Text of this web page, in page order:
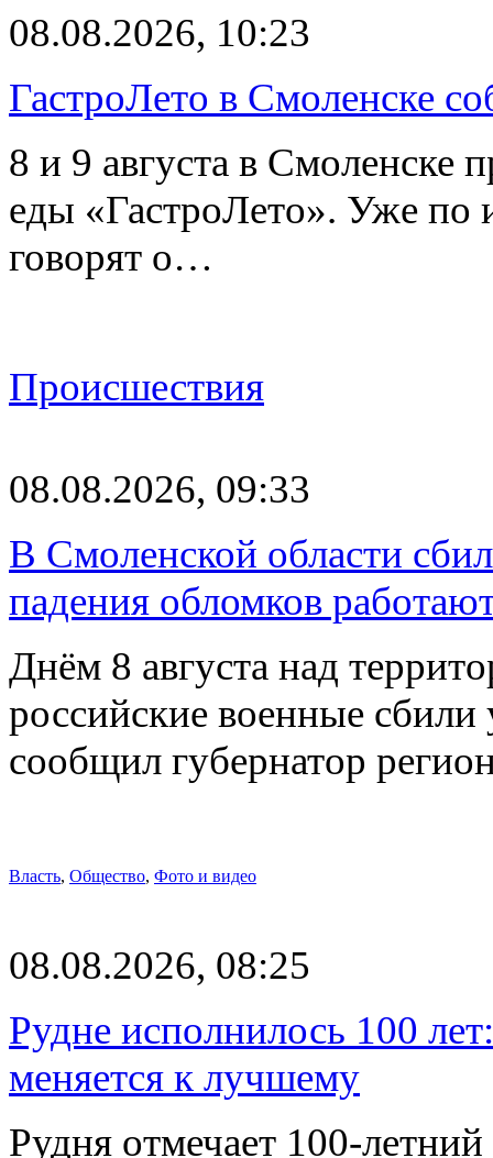
08.08.2026, 10:23
ГастроЛето в Смоленске
8 и 9 августа в Смоленске
еды «ГастроЛето». Уже по
говорят о…
Происшествия
08.08.2026, 09:33
В Смоленской области
падения обломков
Днём 8 августа над
российские военные
сообщил губернатор
Власть, Общество, Фото и видео
08.08.2026, 08:25
Рудне исполнилось 100
меняется к лучшему
Рудня отмечает 100-